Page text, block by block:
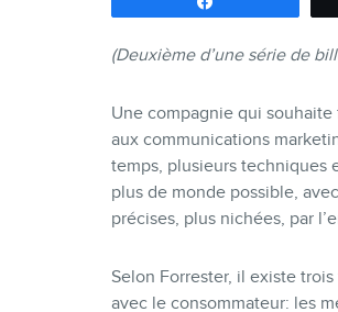
(Deuxième d’une série de
Une compagnie qui
aux communications
temps, plusieurs techniques
plus de monde possible,
précises, plus nichées, par
Selon Forrester, il existe
avec le consommateur: les